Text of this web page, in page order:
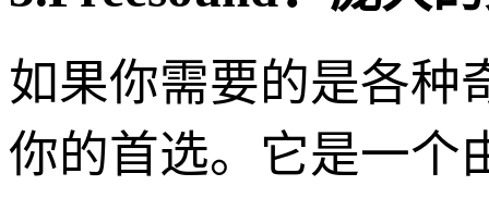
如果你需要的是各种
你的首选。它是一个